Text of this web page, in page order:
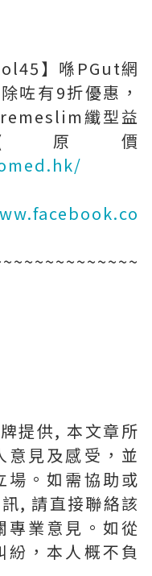
】喺PGut網
咗有9折優惠，
纖型益
價
提供, 本文章所
意見及感受，並
場。如需協助或
, 請直接聯絡該
業意見。如從
，本人概不負